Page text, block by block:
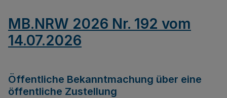
MB.NRW 2026 Nr. 192 vom
14.07.2026
Öffentliche Bekanntmachung über eine
öffentliche Zustellung